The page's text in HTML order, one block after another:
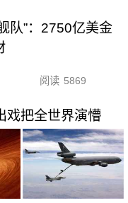
队”：2750亿美金
阅读 5869
戏把全世界演懵